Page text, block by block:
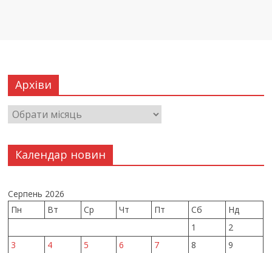
Архіви
Календар новин
Серпень 2026
Пн
Вт Ср Чт Пт Сб
Нд
1
2
3
4 5 6 7 8
9